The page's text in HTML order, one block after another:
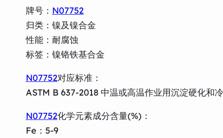
牌号： N07752
归类：镍及镍合金
性能：耐腐蚀
标签：镍铬铁基合金
N07752对应标准：
ASTM B 637-2018 中温或高温作业用沉淀硬化和
N07752化学元素成分含量(%)：
Fe：5-9